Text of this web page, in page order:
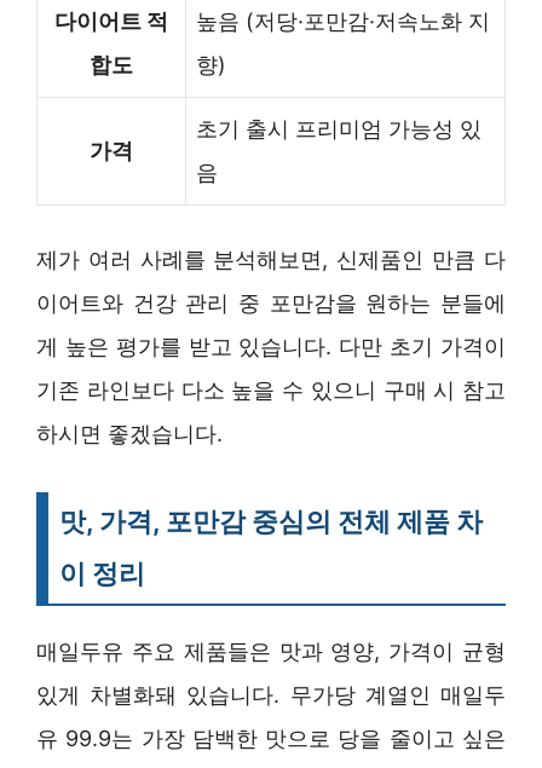
다이어트 적
합도
높음 (저당·포만감·저속노화 지
향)
가격
초기 출시 프리미엄 가능성 있
음
제가 여러 사례를 분석해보면, 신제품인 만큼 다
이어트와 건강 관리 중 포만감을 원하는 분들에
게 높은 평가를 받고 있습니다. 다만 초기 가격이
기존 라인보다 다소 높을 수 있으니 구매 시 참고
하시면 좋겠습니다.
맛, 가격, 포만감 중심의 전체 제품 차
이 정리
매일두유 주요 제품들은 맛과 영양, 가격이 균형
있게 차별화돼 있습니다. 무가당 계열인 매일두
유 99.9는 가장 담백한 맛으로 당을 줄이고 싶은